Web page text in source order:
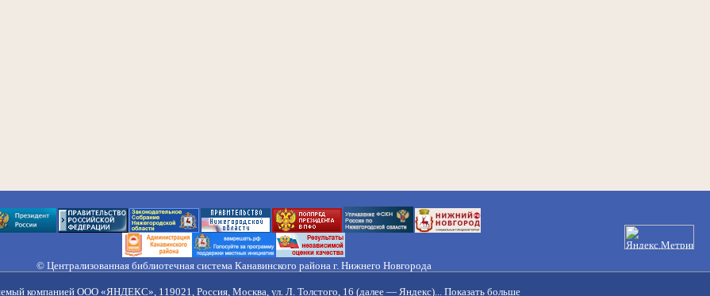
© Централизованная библиотечная система Канавинского района г. Нижнего Новгорода
Правила обработки персональных данных
компанией ООО «ЯНДЕКС», 119021, Россия, Москва, ул. Л. Толстого, 16 (далее — Яндекс)... Показать больше